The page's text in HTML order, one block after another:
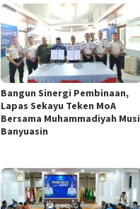
Bangun Sinergi Pembinaan,
Lapas Sekayu Teken MoA
Bersama Muhammadiyah Musi
Banyuasin